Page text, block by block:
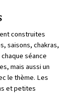
construites
saisons, chakras,
séance
mais aussi un
le thème. Les
et petites